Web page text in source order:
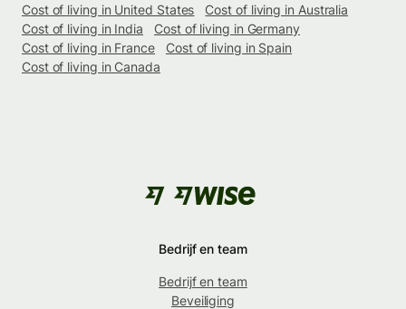
Cost of living in United States
Cost of living in Australia
Cost of living in India
Cost of living in Germany
Cost of living in France
Cost of living in Spain
Cost of living in Canada
Bedrijf en team
Bedrijf en team
Beveiliging